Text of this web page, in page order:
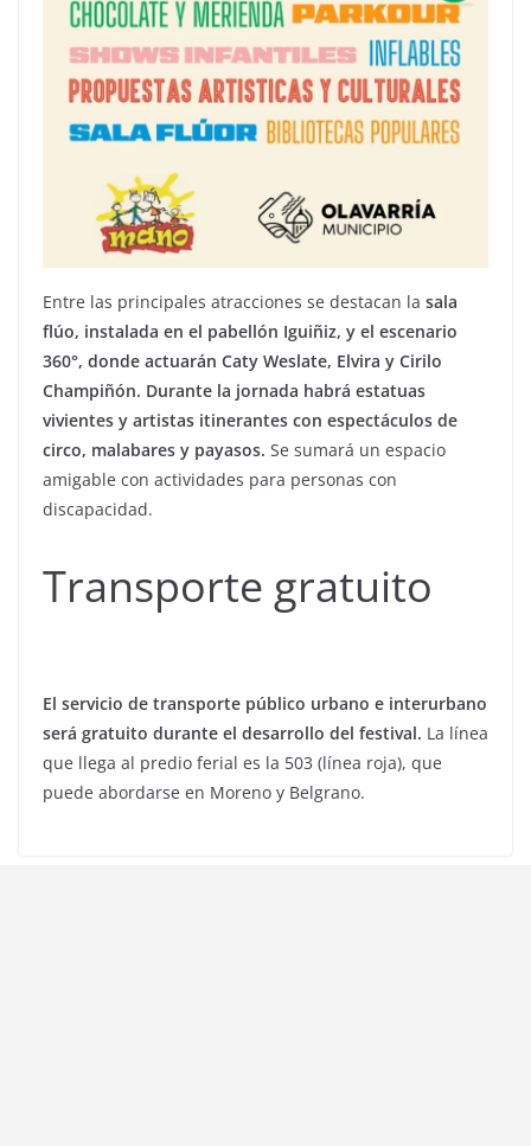
Entre las principales atracciones se destacan la sala
flúo, instalada en el pabellón Iguiñiz, y el escenario
360°, donde actuarán Caty Weslate, Elvira y Cirilo
Champiñón. Durante la jornada habrá estatuas
vivientes y artistas itinerantes con espectáculos de
circo, malabares y payasos. Se sumará un espacio
amigable con actividades para personas con
discapacidad.
Transporte gratuito
El servicio de transporte público urbano e interurbano
será gratuito durante el desarrollo del festival. La línea
que llega al predio ferial es la 503 (línea roja), que
puede abordarse en Moreno y Belgrano.